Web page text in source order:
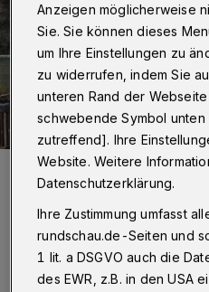
Die Evergreen-Reisegruppe in
Inselhauptstadt Machico – einer
Anzeigen möglicherweise
Sie. Sie können dieses
um Ihre Einstellungen zu
zu widerrufen, indem Sie
unteren Rand der
schwebende Symbol
zutreffend]. Ihre
Website. Weitere
Datenschutzerklärung.
Ihre Zustimmung umfasst
rundschau.de-Seiten und
1 lit. a DSGVO auch die
des EWR, z.B. in den USA